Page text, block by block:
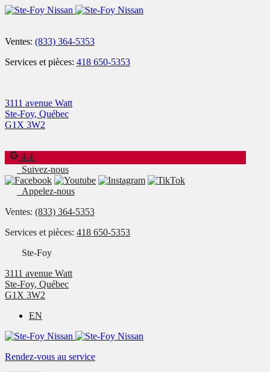
Ventes: (833) 364-5353
Services et pièces: 418 650-5353
3111 avenue Watt
Ste-Foy, Québec
G1X 3W2
4.4
Suivez-nous
Appelez-nous
Ventes: (833) 364-5353
Services et pièces: 418 650-5353
Ste-Foy
3111 avenue Watt
Ste-Foy, Québec
G1X 3W2
EN
Rendez-vous au service